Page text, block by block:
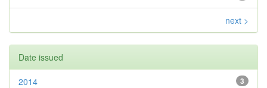
next >
Date issued
3
2014